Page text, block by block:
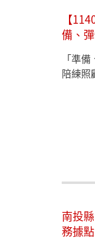
【
備、
你！
「準
陪練照
南投
務據